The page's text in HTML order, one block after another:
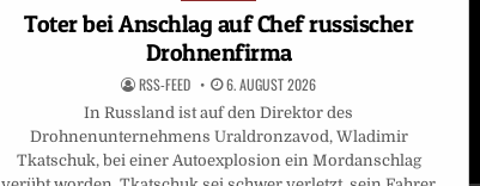
in
Toter bei Anschlag auf Chef russischer
Drohnenfirma
RSS-FEED 6. AUGUST 2026
In Russland ist auf den Direktor des
Drohnenunternehmens Uraldronzavod, Wladimir
Tkatschuk, bei einer Autoexplosion ein Mordanschlag